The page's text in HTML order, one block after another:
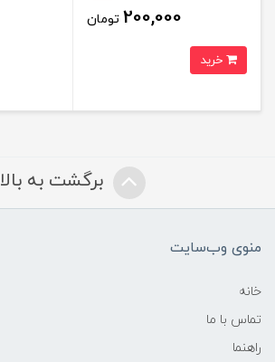
200,000 تومان
برگشت به بالا
منوی وب‌سایت
خانه
تماس با ما
راهنما